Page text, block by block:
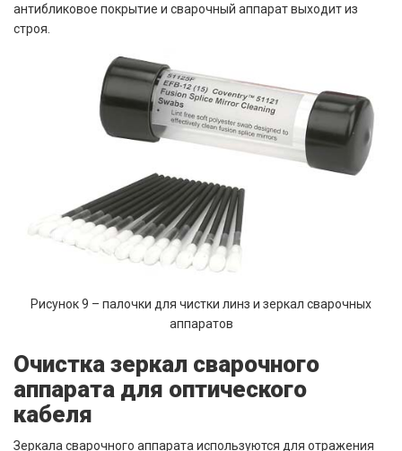
антибликовое покрытие и сварочный аппарат выходит из
строя.
Рисунок 9 – палочки для чистки линз и зеркал сварочных
аппаратов
Очистка зеркал сварочного
аппарата для оптического
кабеля
Зеркала сварочного аппарата используются для отражения